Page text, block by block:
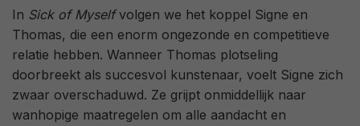
In Sick of Myselfvolgen we het koppel Signe en
Thomas, die een enorm ongezonde en competitieve
relatie hebben. Wanneer Thomas plotseling
doorbreekt als succesvol kunstenaar, voelt Signe zich
zwaar overschaduwd. Ze grijpt onmiddellijk naar
wanhopige maatregelen om alle aandacht en